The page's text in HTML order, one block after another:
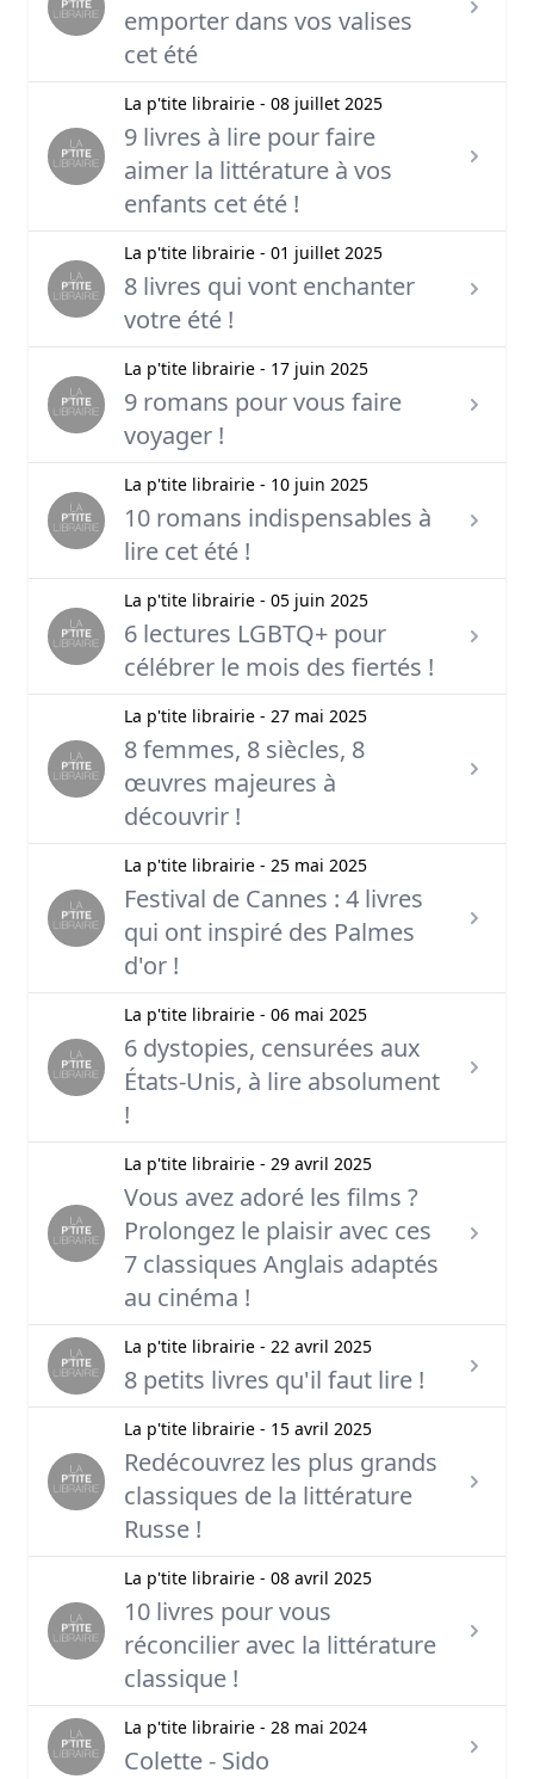
emporter dans vos valises
cet été
La p'tite librairie - 08 juillet 2025
9 livres à lire pour faire
aimer la littérature à vos
enfants cet été !
La p'tite librairie - 01 juillet 2025
8 livres qui vont enchanter
votre été !
La p'tite librairie - 17 juin 2025
9 romans pour vous faire
voyager !
La p'tite librairie - 10 juin 2025
10 romans indispensables à
lire cet été !
La p'tite librairie - 05 juin 2025
6 lectures LGBTQ+ pour
célébrer le mois des fiertés !
La p'tite librairie - 27 mai 2025
8 femmes, 8 siècles, 8
œuvres majeures à
découvrir !
La p'tite librairie - 25 mai 2025
Festival de Cannes : 4 livres
qui ont inspiré des Palmes
d'or !
La p'tite librairie - 06 mai 2025
6 dystopies, censurées aux
États-Unis, à lire absolument
!
La p'tite librairie - 29 avril 2025
Vous avez adoré les films ?
Prolongez le plaisir avec ces
7 classiques Anglais adaptés
au cinéma !
La p'tite librairie - 22 avril 2025
8 petits livres qu'il faut lire !
La p'tite librairie - 15 avril 2025
Redécouvrez les plus grands
classiques de la littérature
Russe !
La p'tite librairie - 08 avril 2025
10 livres pour vous
réconcilier avec la littérature
classique !
La p'tite librairie - 28 mai 2024
Colette - Sido